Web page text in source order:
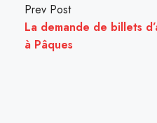
Prev Post
La demande de billets
à Pâques